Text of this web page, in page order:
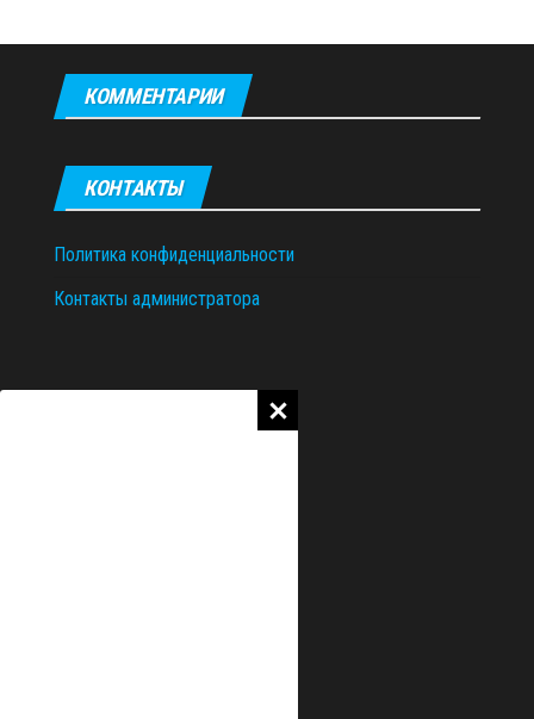
КОММЕНТАРИИ
КОНТАКТЫ
Политика конфиденциальности
Контакты администратора